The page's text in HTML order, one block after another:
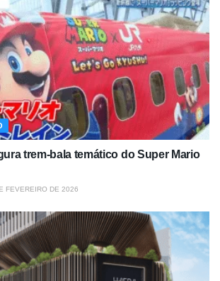
trem-bala temático do Super Mario
FEVEREIRO DE 2026